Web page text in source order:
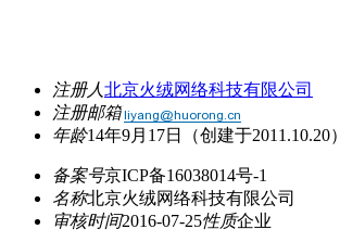
注册人北京火绒网络科技有限公司
注册邮箱
年龄14年9月17日 （创建于2011.10.20）
备案号京ICP备16038014号-1
名称北京火绒网络科技有限公司
审核时间2016-07-25性质企业